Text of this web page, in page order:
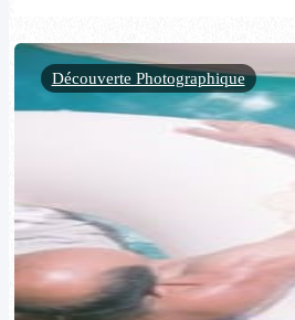
Découverte Photographique